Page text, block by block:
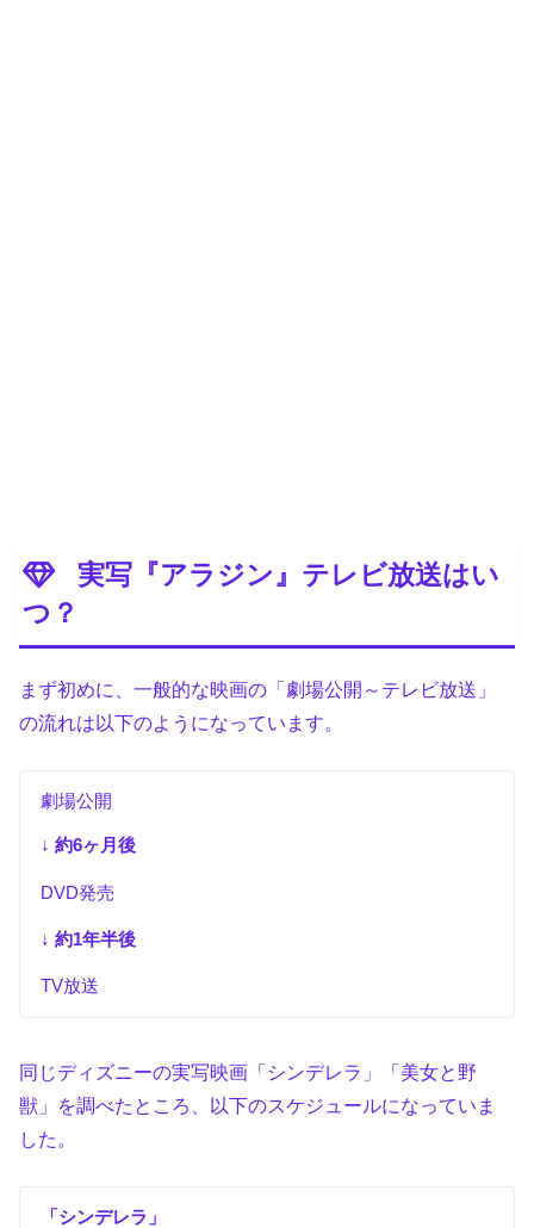
実写『アラジン』テレビ放送はい
つ？
まず初めに、一般的な映画の「劇場公開～テレビ放送」
の流れは以下のようになっています。
劇場公開
↓約6ヶ月後
DVD発売
↓約1年半後
TV放送
同じディズニーの実写映画「シンデレラ」「美女と野
獣」を調べたところ、以下のスケジュールになっていま
した。
「シンデレラ」